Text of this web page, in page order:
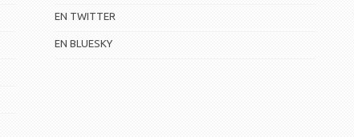
EN TWITTER
EN BLUESKY